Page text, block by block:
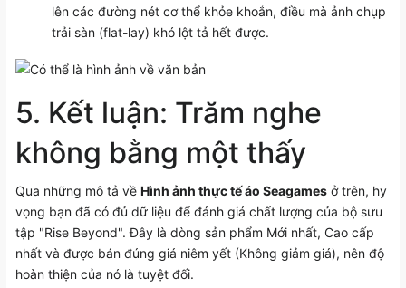
lên các đường nét cơ thể khỏe khoắn, điều mà ảnh chụp
trải sàn (flat-lay) khó lột tả hết được.
5. Kết luận: Trăm nghe
không bằng một thấy
Qua những mô tả về Hình ảnh thực tế áo Seagames ở trên, hy
vọng bạn đã có đủ dữ liệu để đánh giá chất lượng của bộ sưu
tập "Rise Beyond". Đây là dòng sản phẩm Mới nhất, Cao cấp
nhất và được bán đúng giá niêm yết (Không giảm giá), nên độ
hoàn thiện của nó là tuyệt đối.